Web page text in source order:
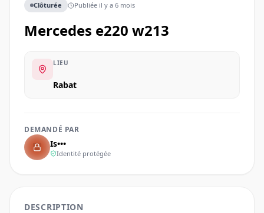
Clôturée Publiée il y a 6 mois
mercedes e220 w213
LIEU
Rabat
DEMANDÉ PAR
Is•••
Identité protégée
DESCRIPTION